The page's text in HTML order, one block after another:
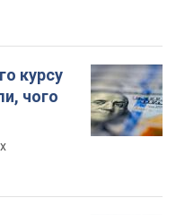
курсу
чого